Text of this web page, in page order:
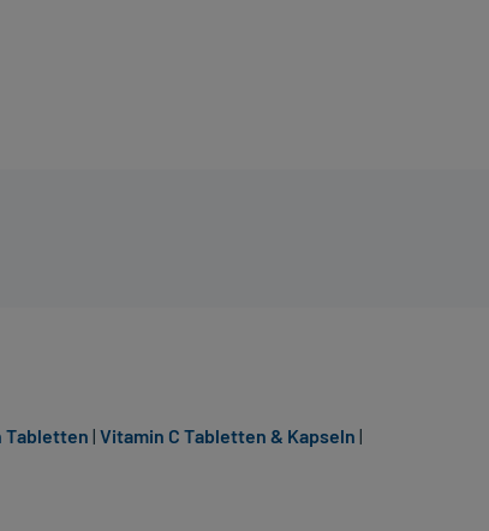
Tabletten | Vitamin C Tabletten & Kapseln |